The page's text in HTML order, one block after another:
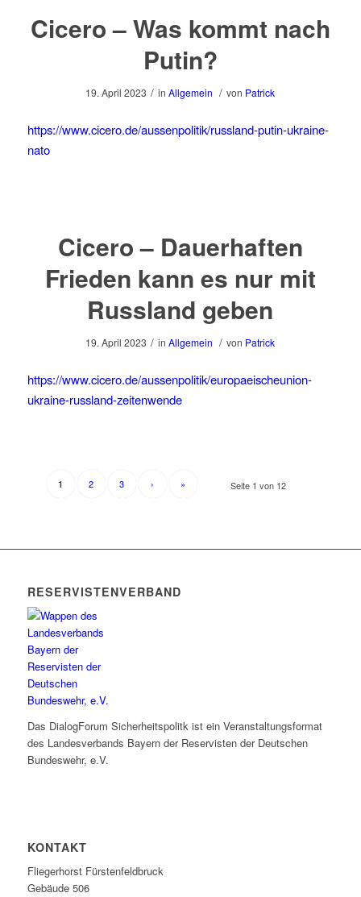
Cicero – Was kommt nach
Putin?
19. April 2023 / inAllgemein / von Patrick
https://www.cicero.de/aussenpolitik/russland-putin-ukraine-
nato
Cicero – Dauerhaften
Frieden kann es nur mit
Russland geben
19. April 2023 / inAllgemein / von Patrick
https://www.cicero.de/aussenpolitik/europaeischeunion-
ukraine-russland-zeitenwende
Seite 1 von 12
1 2 3 › »
RESERVISTENVERBAND
Das DialogForum Sicherheitspolitk ist ein Veranstaltungsformat
des Landesverbands Bayern der Reservisten der Deutschen
Bundeswehr, e.V.
KONTAKT
Fliegerhorst Fürstenfeldbruck
Gebäude 506